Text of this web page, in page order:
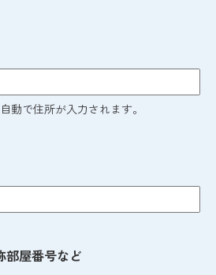
動で住所が入力されます。
部屋番号など